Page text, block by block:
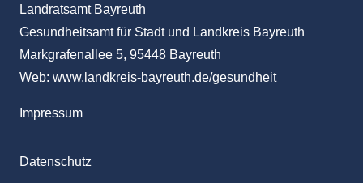
Landratsamt Bayreuth
Gesundheitsamt für Stadt und Landkreis Bayreuth
Markgrafenallee 5, 95448 Bayreuth
Web: www.landkreis-bayreuth.de/gesundheit
Impressum
Datenschutz